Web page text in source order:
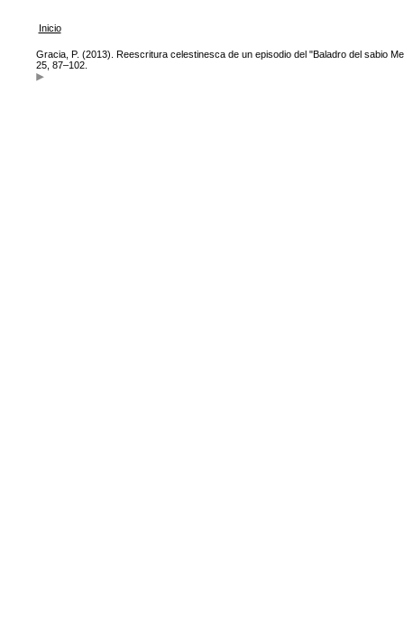
Inicio
Gracia, P. (2013). Reescritura celestinesca de un episodio del "Baladro del sabio
25, 87–102.